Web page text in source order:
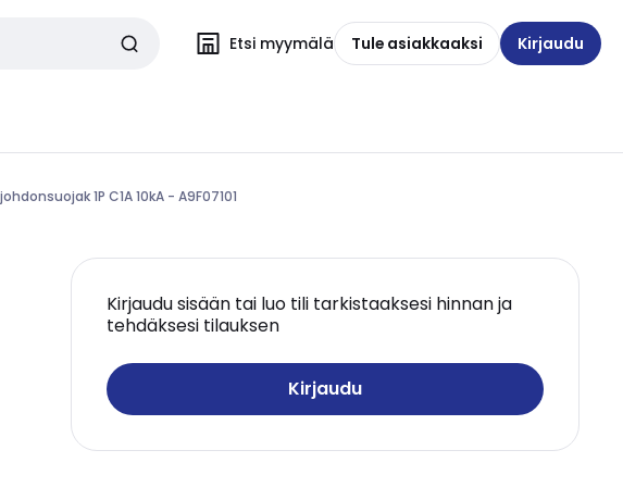
Etsi myymälä Tule asiakkaaksi Kirjaudu
1P C1A 10kA - A9F07101
Kirjaudu sisään tai luo tili tarkistaaksesi hinnan ja
tehdäksesi tilauksen
Kirjaudu